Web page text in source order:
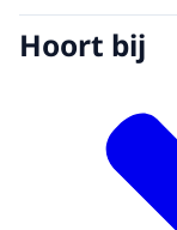
Hoort bij